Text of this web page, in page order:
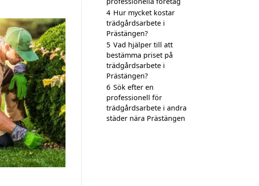
4 Hur mycket kostar
trädgårdsarbete i
Prästängen?
5 Vad hjälper till att
bestämma priset på
trädgårdsarbete i
Prästängen?
6 Sök efter en
professionell för
trädgårdsarbete i andra
städer nära Prästängen